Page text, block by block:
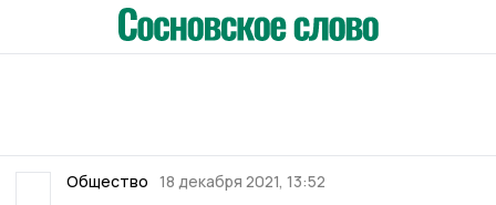
Общество 18 декабря 2021, 13:52